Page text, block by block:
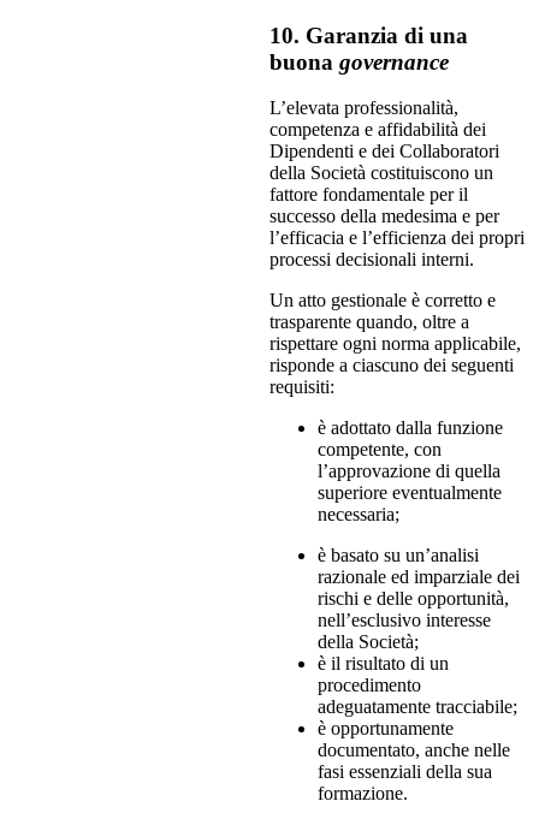
10. Garanzia di una
buona governance
L’elevata professionalità,
competenza e affidabilità dei
Dipendenti e dei Collaboratori
della Società costituiscono un
fattore fondamentale per il
successo della medesima e per
l’efficacia e l’efficienza dei propri
processi decisionali interni.
Un atto gestionale è corretto e
trasparente quando, oltre a
rispettare ogni norma applicabile,
risponde a ciascuno dei seguenti
requisiti:
è adottato dalla funzione
competente, con
l’approvazione di quella
superiore eventualmente
necessaria;
è basato su un’analisi
razionale ed imparziale dei
rischi e delle opportunità,
nell’esclusivo interesse
della Società;
è il risultato di un
procedimento
adeguatamente tracciabile;
è opportunamente
documentato, anche nelle
fasi essenziali della sua
formazione.